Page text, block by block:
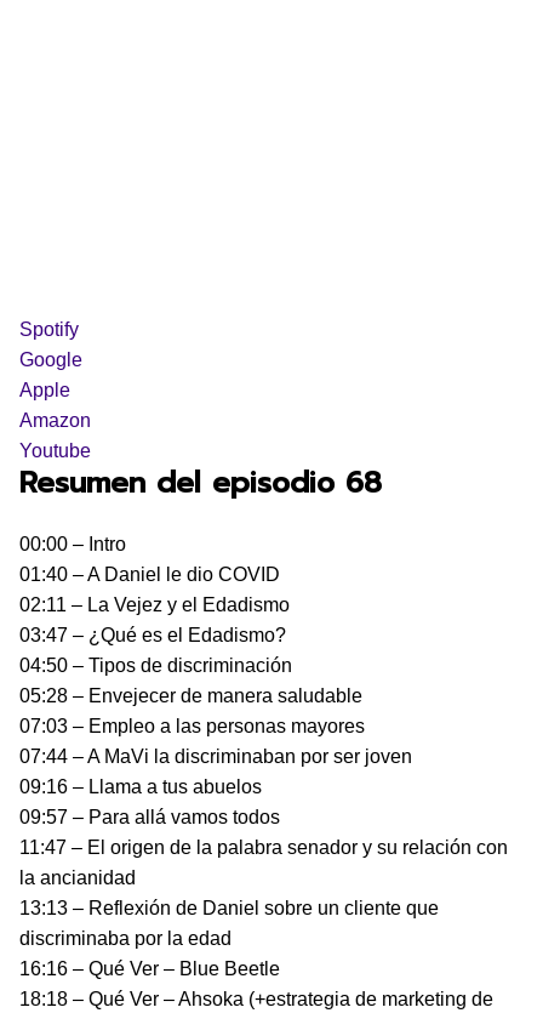
Spotify
Google
Apple
Amazon
Youtube
Resumen del episodio 68
00:00 – Intro
01:40 – A Daniel le dio COVID
02:11 – La Vejez y el Edadismo
03:47 – ¿Qué es el Edadismo?
04:50 – Tipos de discriminación
05:28 – Envejecer de manera saludable
07:03 – Empleo a las personas mayores
07:44 – A MaVi la discriminaban por ser joven
09:16 – Llama a tus abuelos
09:57 – Para allá vamos todos
11:47 – El origen de la palabra senador y su relación con
la ancianidad
13:13 – Reflexión de Daniel sobre un cliente que
discriminaba por la edad
16:16 – Qué Ver – Blue Beetle
18:18 – Qué Ver – Ahsoka (+estrategia de marketing de